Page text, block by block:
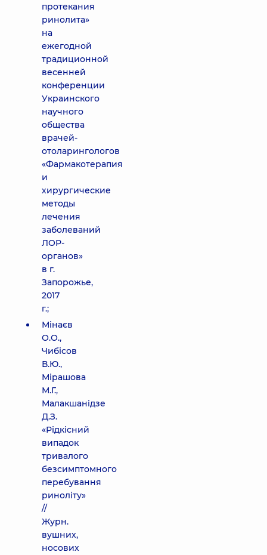
протекания
ринолита»
на
ежегодной
традиционной
весенней
конференции
Украинского
научного
общества
врачей-
отоларингологов
«Фармакотерапия
и
хирургические
методы
лечения
заболеваний
ЛОР-
органов»
в г.
Запорожье,
2017
г.;
Мінаєв
О.О.,
Чибісов
В.Ю.,
Мірашова
М.Г.,
Малакшанідзе
Д.З.
«Рідкісний
випадок
тривалого
безсимптомного
перебування
риноліту»
//
Журн.
вушних,
носових